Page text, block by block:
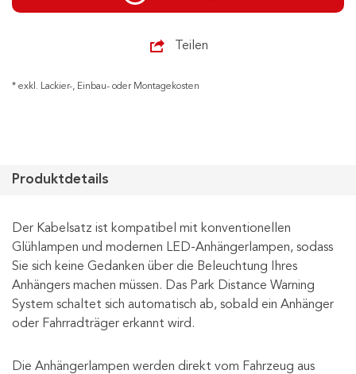
Teilen
* exkl. Lackier-, Einbau- oder Montagekosten
Produktdetails
Der Kabelsatz ist kompatibel mit konventionellen
Glühlampen und modernen LED-Anhängerlampen, sodass
Sie sich keine Gedanken über die Beleuchtung Ihres
Anhängers machen müssen. Das Park Distance Warning
System schaltet sich automatisch ab, sobald ein Anhänger
oder Fahrradträger erkannt wird.
Die Anhängerlampen werden direkt vom Fahrzeug aus